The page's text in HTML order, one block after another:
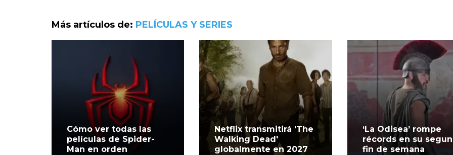
Más artículos de: PELÍCULAS Y SERIES
Cómo ver todas las
películas de Spider-
Man en orden
Netflix transmitirá 'The
Walking Dead'
globalmente en 2027
‘La Odisea’ rompe
récords en su
fin de semana